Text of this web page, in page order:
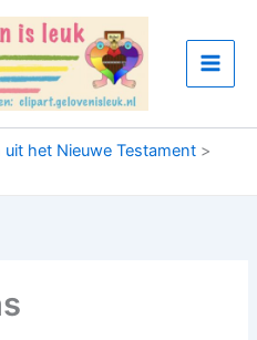
uit het Nieuwe Testament